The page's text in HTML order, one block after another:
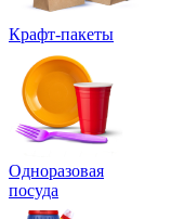
Крафт-пакеты
Одноразовая
посуда